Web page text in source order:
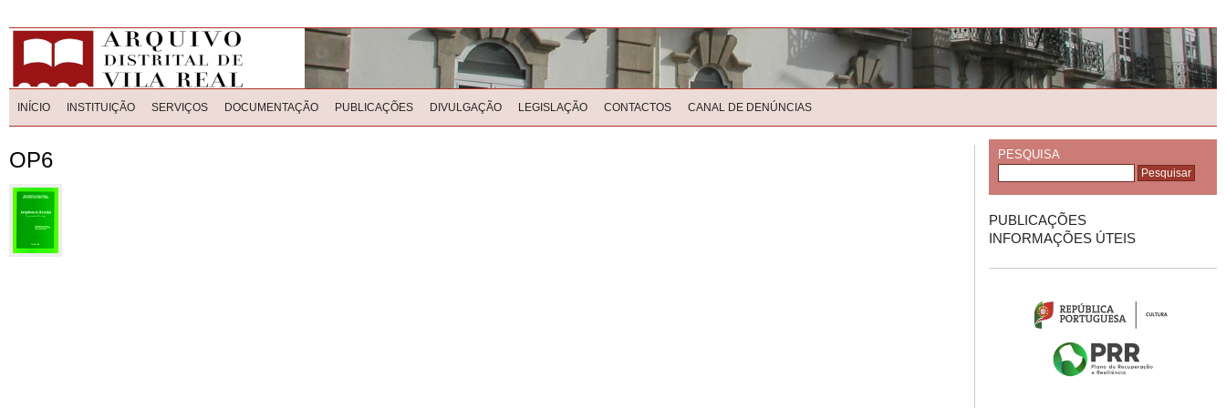
INÍCIO INSTITUIÇÃO SERVIÇOS DOCUMENTAÇÃO PUBLICAÇÕES DIVULGAÇÃO LEGISLAÇÃO CONTACTOS CANAL DE DENÚNCIAS
OP6 PESQUISA
PUBLICAÇÕES
INFORMAÇÕES ÚTEIS